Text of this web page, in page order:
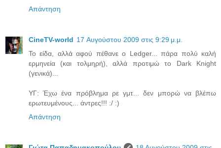
Απάντηση
CineTV-world 17 Αυγούστου 2009 στις 9:29 μ.μ.
Το είδα, αλλά αφού πέθανε ο Ledger... πάρα πολύ καλή
ερμηνεία (και τολμηρή), αλλά προτιμώ το Dark Knight
(γενικά)...
ΥΓ: Έχω ένα πρόβλημα ρε γμτ... δεν μπορώ να βλέπω
ερωτευμένους... άντρες!!! :/ :)
Απάντηση